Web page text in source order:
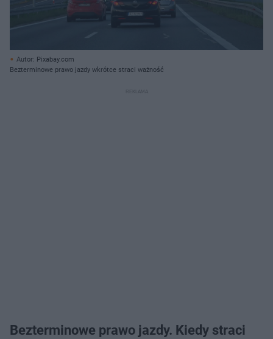
Autor: Pixabay.com
Bezterminowe prawo jazdy wkrótce straci ważność
Bezterminowe prawo jazdy. Kiedy straci